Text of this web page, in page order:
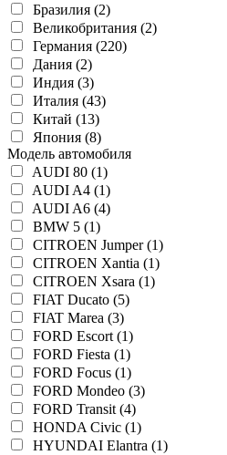
Бразилия (2)
Великобритания (2)
Германия (220)
Дания (2)
Индия (3)
Италия (43)
Китай (13)
Япония (8)
Модель автомобиля
AUDI 80 (1)
AUDI A4 (1)
AUDI A6 (4)
BMW 5 (1)
CITROEN Jumper (1)
CITROEN Xantia (1)
CITROEN Xsara (1)
FIAT Ducato (5)
FIAT Marea (3)
FORD Escort (1)
FORD Fiesta (1)
FORD Focus (1)
FORD Mondeo (3)
FORD Transit (4)
HONDA Civic (1)
HYUNDAI Elantra (1)